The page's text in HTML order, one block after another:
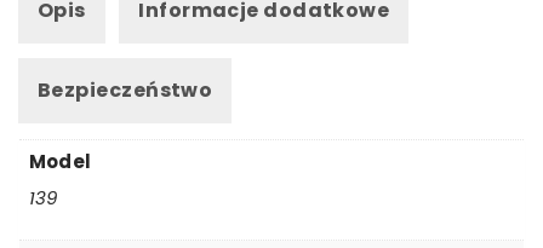
NEON
SZTUK
Opis
Informacje dodatkowe
Bezpieczeństwo
Model
139